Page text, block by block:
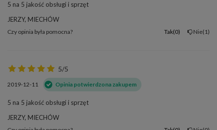
5 na 5 jakość obsługi i sprzęt
JERZY, MIECHÓW
Czy opinia była pomocna? Tak 0 Nie 1
5/5
2019-12-11 Opinia potwierdzona zakupem
5 na 5 jakość obsługi i sprzęt
JERZY, MIECHÓW